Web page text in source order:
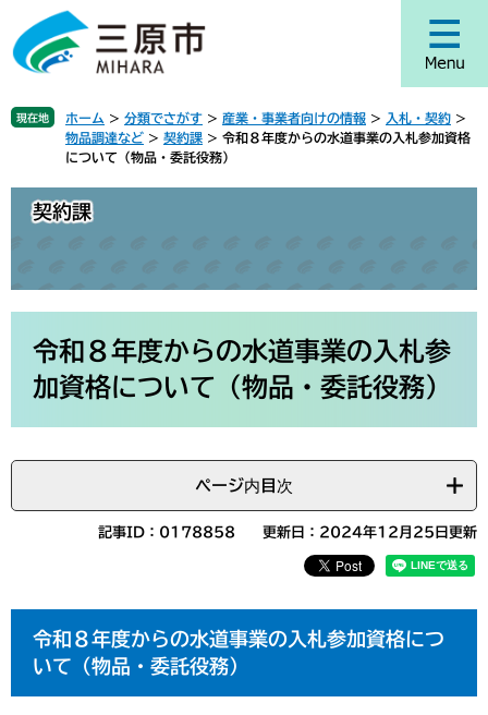
ジ
頭
ュ
飛現在地 ホーム > 分類でさがす > 産業・事業者向けの情報 > 入札・契約 >
物品調達など > 契約課 > 令和８年度からの水道事業の入札参加資格
について（物品・委託役務）
契約課
令和８年度からの水道事業の入札参
加資格について（物品・委託役務）
ページ内目次
記事ID：0178858 更新日：2024年12月25日更新
令和８年度からの水道事業の入札参加資格につ
いて（物品・委託役務）